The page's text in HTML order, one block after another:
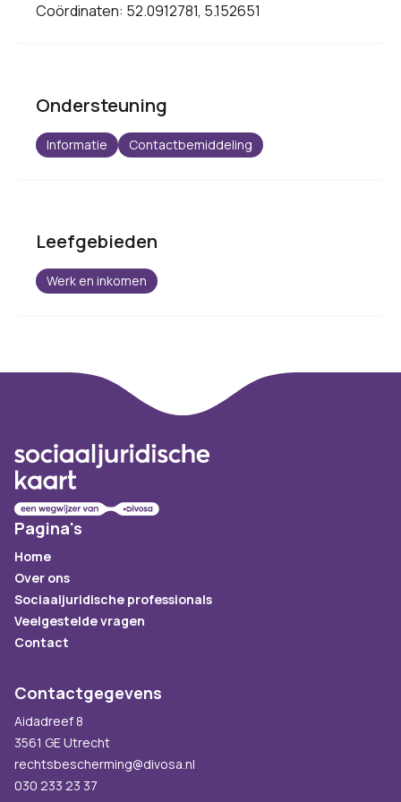
Coördinaten: 52.0912781, 5.152651
Ondersteuning
Informatie Contactbemiddeling
Leefgebieden
Werk en inkomen
Pagina's
Home
Over ons
Sociaaljuridische professionals
Veelgestelde vragen
Contact
Contactgegevens
Aidadreef 8
3561 GE Utrecht
rechtsbescherming@divosa.nl
030 233 23 37